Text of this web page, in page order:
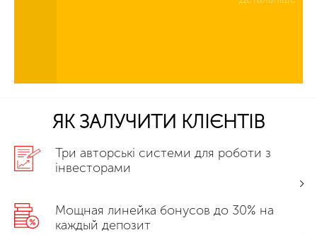
ЯК ЗАЛУЧИТИ КЛІЄНТІВ
Три авторські системи для роботи з
інвесторами
Мощная линейка бонусов до 30% на
каждый депозит